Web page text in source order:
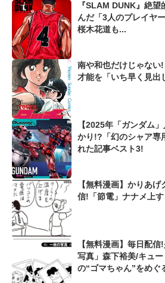
『SLAM DUNK』絶
んだ「3人のプレイヤ
桜木花道も...
南や和也だけじゃない
才能を「いち早く見出
【2025年「ガンダム
かり!?「幻のシャア専
れた記事ベスト3!
【無料漫画】かりあ
信!「節電」ナナメ上
【無料漫画】毎日配
写真」森下裕美/キュ
の“ゴマちゃん”をめぐ